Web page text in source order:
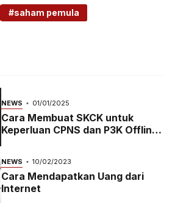
saham pemula
NEWS 01/01/2025
Cara Membuat SKCK untuk
Keperluan CPNS dan P3K Offline
NEWS 10/02/2023
Cara Mendapatkan Uang dari
Internet